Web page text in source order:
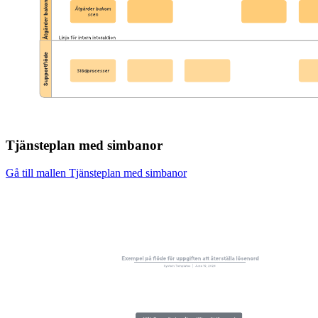
Tjänsteplan med simbanor
Gå till mallen Tjänsteplan med simbanor